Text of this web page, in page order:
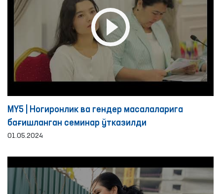
MY5 | Ногиронлик ва гендер масалаларига
бағишланган семинар ўтказилди
01.05.2024